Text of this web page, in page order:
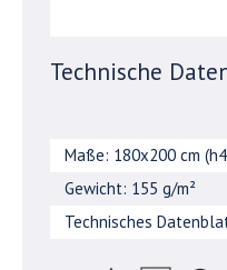
Technische
Maße: 180x200 cm
Gewicht: 155 g/m²
Technisches